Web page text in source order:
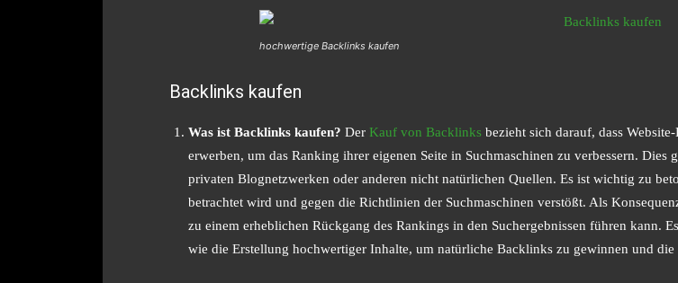
hochwertige Backlinks kaufen
Backlinks kaufen
Was ist Backlinks kaufen? Der Kauf von Backlinks bezieht sich darauf, dass
erwerben, um das Ranking ihrer eigenen Seite in Suchmaschinen zu verbessern.
privaten Blognetzwerken oder anderen nicht natürlichen Quellen. Es ist wichtig zu
betrachtet wird und gegen die Richtlinien der Suchmaschinen verstößt. Als
zu einem erheblichen Rückgang des Rankings in den Suchergebnissen führen kann.
wie die Erstellung hochwertiger Inhalte, um natürliche Backlinks zu gewinnen und